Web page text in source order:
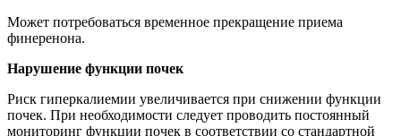
Может потребоваться временное прекращение приема
финеренона.
Нарушение функции почек
Риск гиперкалиемии увеличивается при снижении функции
почек. При необходимости следует проводить постоянный
мониторинг функции почек в соответствии со стандартной